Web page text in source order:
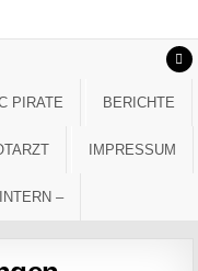
PIRATE BERICHTE
IMPRESSUM
–